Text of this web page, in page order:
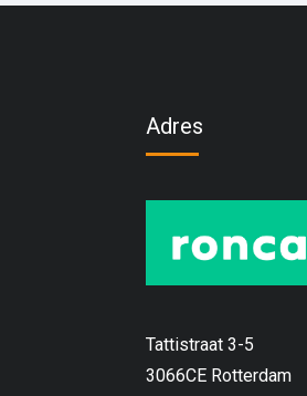
Adres
Tattistraat 3-5
3066CE Rotterdam